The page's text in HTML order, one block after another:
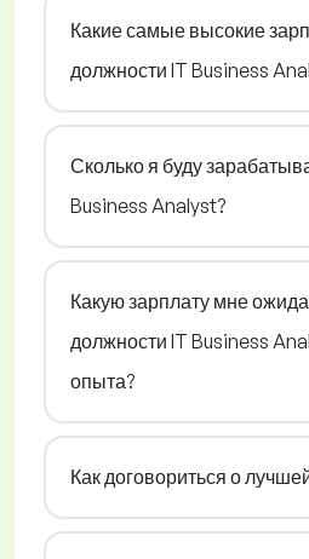
Какие самые высокие
должности IT Business
Сколько я буду
Business Analyst?
Какую зарплату мне
должности IT Business
опыта?
Как договориться о